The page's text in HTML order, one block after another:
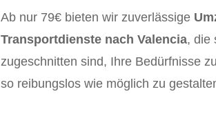
Ab nur 79€ bieten wir zuverlässige
Transportdienste nach Valencia, die
zugeschnitten sind, Ihre Bedürfnisse
so reibungslos wie möglich zu